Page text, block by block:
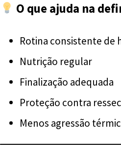
O que ajuda na
Rotina consistente de
Nutrição regular
Finalização adequada
Proteção contra
Menos agressão